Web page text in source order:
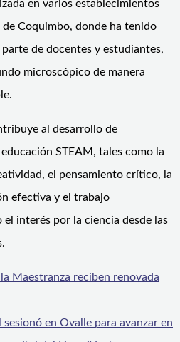
en varios establecimientos
de Coquimbo, donde ha tenido
de docentes y estudiantes,
microscópico de manera
al desarrollo de
STEAM, tales como la
el pensamiento crítico, la
efectiva y el trabajo
interés por la ciencia desde las
Maestranza reciben renovada
en Ovalle para avanzar en